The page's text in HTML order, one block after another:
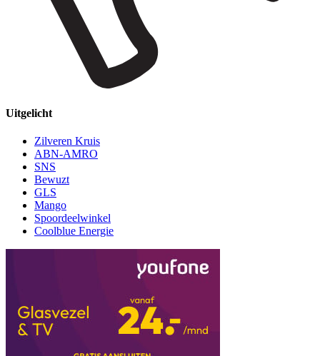
Uitgelicht
Zilveren Kruis
ABN-AMRO
SNS
Bewuzt
GLS
Mango
Spoordeelwinkel
Coolblue Energie